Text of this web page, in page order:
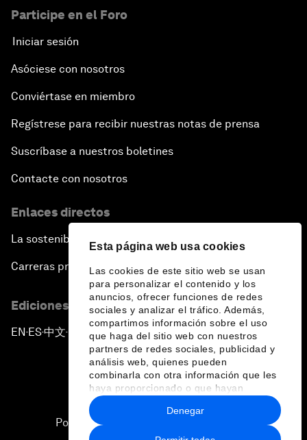
Esta página web usa cookies
Las cookies de este sitio web se usan
para personalizar el contenido y los
anuncios, ofrecer funciones de redes
sociales y analizar el tráfico. Además,
compartimos información sobre el uso
que haga del sitio web con nuestros
partners de redes sociales, publicidad y
análisis web, quienes pueden
combinarla con otra información que les
haya proporcionado o que hayan
recopilado a partir del uso que haya
hecho de sus servicios.
Denegar
Participe en el Foro
Iniciar sesión
Asóciese con nosotros
Conviértase en miembro
Regístrese para recibir nuestras notas de prensa
Suscríbase a nuestros boletines
Contacte con nosotros
Enlaces directos
La sostenibilidad en el Foro
Carreras profesionales
Ediciones en otros idiomas
EN ▪ES▪中文▪ 日本語
Política de privacidad y normas de uso